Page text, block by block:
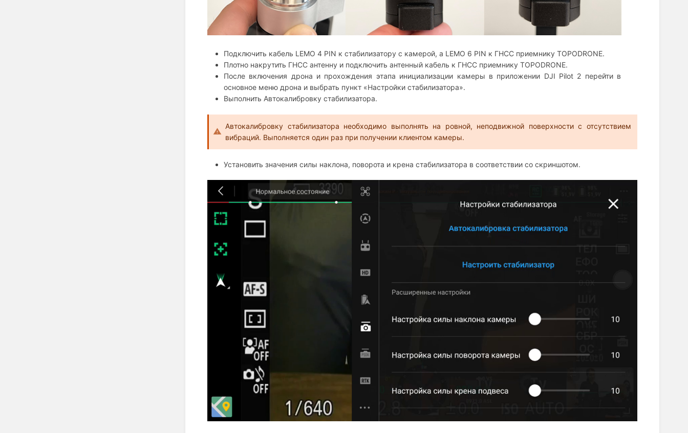
Подключить кабель LEMO 4 PIN к стабилизатору с камерой, а LEMO 6 PIN к ГНСС приемнику TOPODRONE.
Плотно накрутить ГНСС антенну и подключить антенный кабель к ГНСС приемнику TOPODRONE.
После включения дрона и прохождения этапа инициализации камеры в приложении DJI Pilot 2 перейти в
основное меню дрона и выбрать пункт «Настройки стабилизатора».
Выполнить Автокалибровку стабилизатора.
Автокалибровку стабилизатора необходимо выполнять на ровной, неподвижной поверхности с отсутствием
вибраций. Выполняется один раз при получении клиентом камеры.
Установить значения силы наклона, поворота и крена стабилизатора в соответствии со скриншотом.